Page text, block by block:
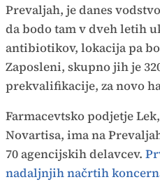
Prevaljah, je danes
da bodo tam v dveh letih
antibiotikov, lokacija pa
Zaposleni, skupno jih je
prekvalifikacije, za novo
Farmacevtsko podjetje
Novartisa, ima na
70 agencijskih delavcev.
nadaljnjih načrtih